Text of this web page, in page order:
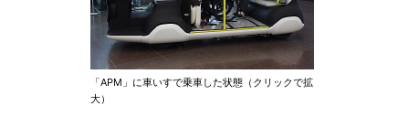
「APM」に車いすで乗車した状態（クリックで拡
大）